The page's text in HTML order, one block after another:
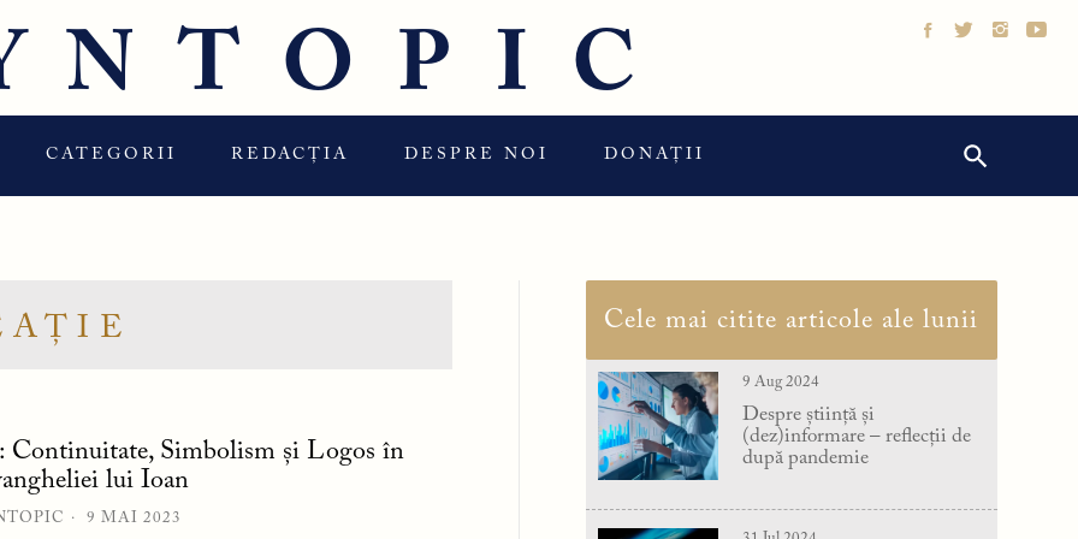
CATEGORII REDACȚIA DESPRE NOI DONAȚII
Continuitate, Simbolism și Logos în
lui Ioan
9 MAI 2023
Cele mai citite articole ale lunii
9 Aug 2024
Despre știință și
(dez)informare – reflecții de
după pandemie